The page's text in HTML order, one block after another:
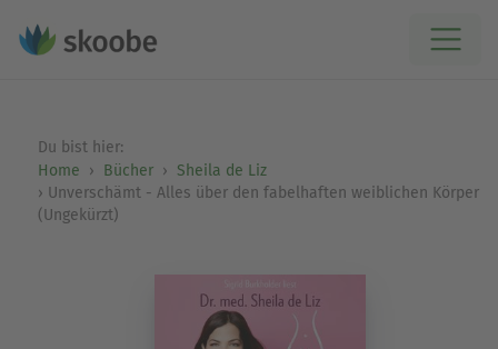
Du bist hier:
Home
Bücher
Sheila de Liz
Unverschämt - Alles über den fabelhaften weiblichen Körper
(Ungekürzt)